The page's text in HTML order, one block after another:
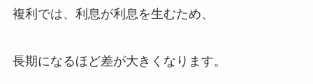
複利では、利息が利息を生むため、
長期になるほど差が大きくなります。